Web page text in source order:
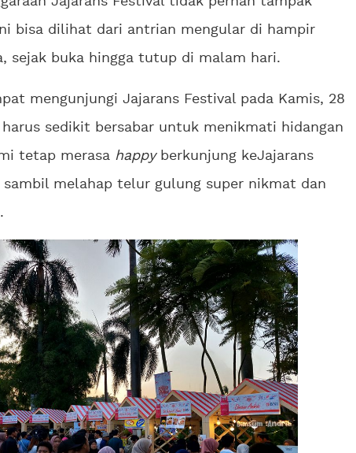
bisa dilihat dari antrian mengular di hampir
sejak buka hingga tutup di malam hari.
mengunjungi Jajarans Festival pada Kamis, 28
sedikit bersabar untuk menikmati hidangan
tetap merasa happyberkunjung keJajarans
sambil melahap telur gulung super nikmat dan